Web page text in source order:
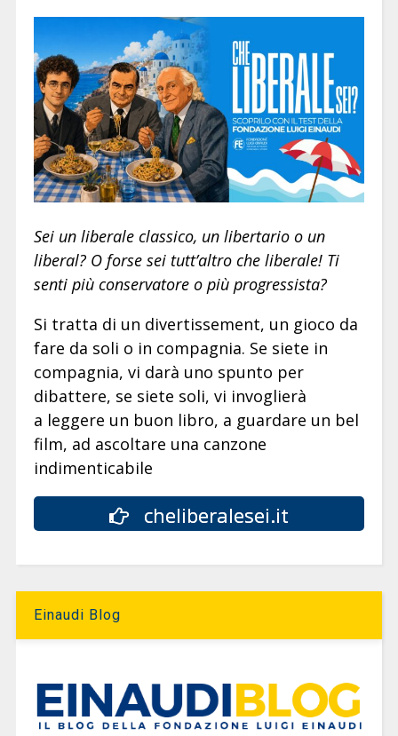
Sei un liberale classico, un libertario o un
liberal? O forse sei tutt’altro che liberale! Ti
senti più conservatore o più progressista?
Si tratta di un divertissement, un gioco da
fare da soli o in compagnia. Se siete in
compagnia, vi darà uno spunto per
dibattere, se siete soli, vi invoglierà
a leggere un buon libro, a guardare un bel
film, ad ascoltare una canzone
indimenticabile
cheliberalesei.it
Einaudi Blog